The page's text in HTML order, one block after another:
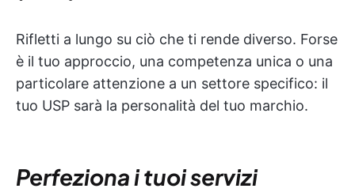
Rifletti a lungo su ciò che ti rende diverso. Forse
è il tuo approccio, una competenza unica o una
particolare attenzione a un settore specifico: il
tuo USP sarà la personalità del tuo marchio.
Perfeziona i tuoi servizi